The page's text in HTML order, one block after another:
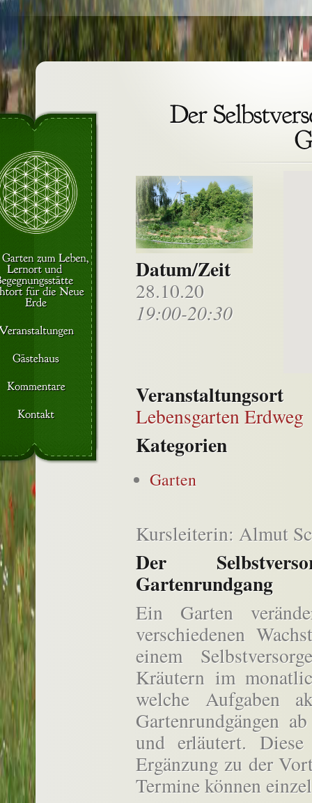
Datum/Zeit
28.10.20
19:00-20:30
Veranstaltungsort
Lebensgarten Erdweg
Kategorien
Garten
Kursleiterin: Almut
Der
Gartenrundgang
Ein Garten
verschiedenen
einem
Kräutern im
welche Aufgaben
Gartenrundgängen
und erläutert.
Ergänzung zu der
Termine können